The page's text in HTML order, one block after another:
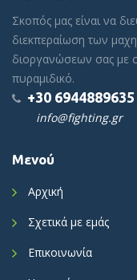
Σκοπός μας είναι να
διεκπεραίωση των
διοργανώσεων σας με
πυραμιδικό.
+30 6944889635
info@fighting.gr
Μενού
Αρχική
Σχετικά με εμάς
Επικοινωνία